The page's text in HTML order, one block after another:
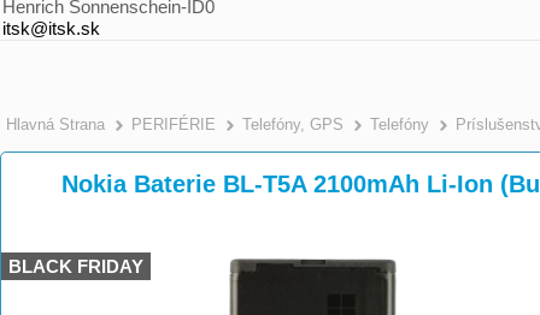
Henrich Sonnenschein-ID0
itsk@itsk.sk
Hlavná Strana PERIFÉRIE Telefóny, GPS Telefóny
Nokia Baterie BL-T5A 2100mAh Li-Ion
BLACK FRIDAY